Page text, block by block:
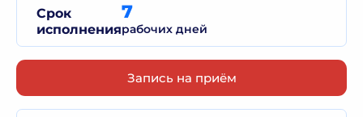
Срок
исполнения
7
рабочих дней
Запись на приём